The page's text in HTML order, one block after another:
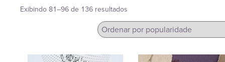
Exibindo 81–96 de 136 resultados
popularidade